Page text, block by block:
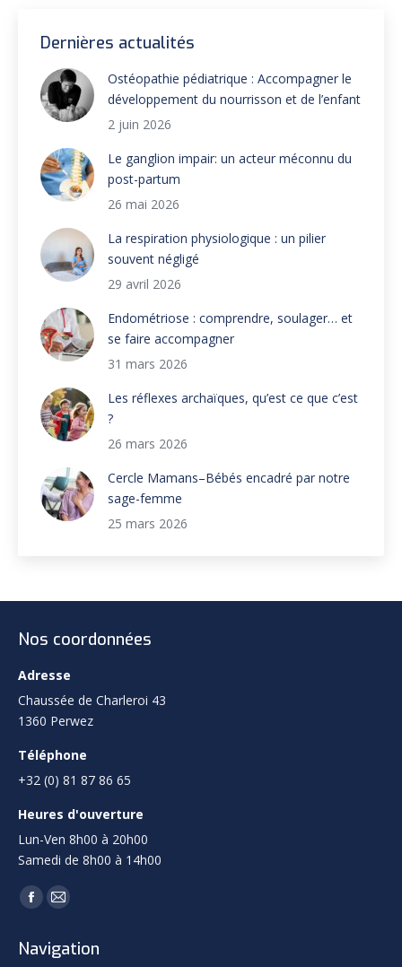
Dernières actualités
Ostéopathie pédiatrique : Accompagner le
développement du nourrisson et de l’enfant
2 juin 2026
Le ganglion impair: un acteur méconnu du
post-partum
26 mai 2026
La respiration physiologique : un pilier
souvent négligé
29 avril 2026
Endométriose : comprendre, soulager… et
se faire accompagner
31 mars 2026
Les réflexes archaïques, qu’est ce que c’est
?
26 mars 2026
Cercle Mamans–Bébés encadré par notre
sage-femme
25 mars 2026
Nos coordonnées
Adresse
Chaussée de Charleroi 43
1360 Perwez
Téléphone
+32 (0) 81 87 86 65
Heures d'ouverture
Lun-Ven 8h00 à 20h00
Samedi de 8h00 à 14h00
Trouvez nous sur :
Facebook
opens
Mail
opens
Navigation